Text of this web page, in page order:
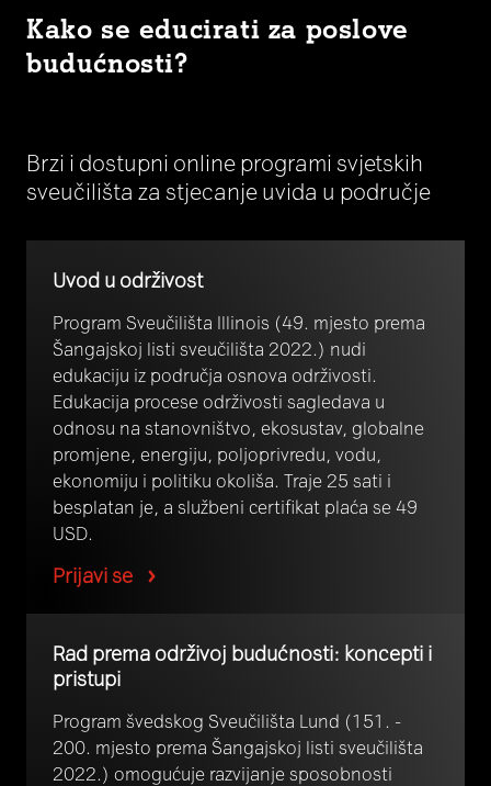
Kako se educirati za poslove
budućnosti?
Brzi i dostupni online programi svjetskih
sveučilišta za stjecanje uvida u područje
Uvod u održivost
Program Sveučilišta Illinois (49. mjesto prema
Šangajskoj listi sveučilišta 2022.) nudi
edukaciju iz područja osnova održivosti.
Edukacija procese održivosti sagledava u
odnosu na stanovništvo, ekosustav, globalne
promjene, energiju, poljoprivredu, vodu,
ekonomiju i politiku okoliša. Traje 25 sati i
besplatan je, a službeni certifikat plaća se 49
USD.
Prijavi se
Rad prema održivoj budućnosti: koncepti i
pristupi
Program švedskog Sveučilišta Lund (151. -
200. mjesto prema Šangajskoj listi sveučilišta
2022.) omogućuje razvijanje sposobnosti